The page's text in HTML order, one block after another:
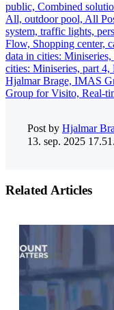
public, Combined
All, outdoor pool, All
system, traffic lights,
Flow, Shopping center,
data in cities: Miniseries,
cities: Miniseries, part 4,
Hjalmar Brage, IMAS
Group for Visito, Real-
Post by Hjalmar
13. sep. 2025
Related Articles